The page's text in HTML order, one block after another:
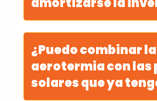
¿Puedo combinar la
aerotermia con las
solares que ya